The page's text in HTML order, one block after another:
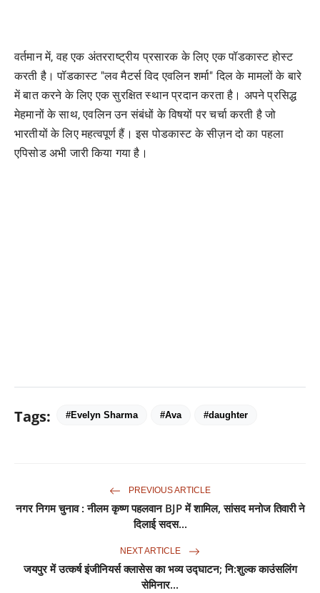
वर्तमान में, वह एक अंतरराष्ट्रीय प्रसारक के लिए एक पॉडकास्ट होस्ट
करती है। पॉडकास्ट "लव मैटर्स विद एवलिन शर्मा" दिल के मामलों के बारे
में बात करने के लिए एक सुरक्षित स्थान प्रदान करता है। अपने प्रसिद्ध
मेहमानों के साथ, एवलिन उन संबंधों के विषयों पर चर्चा करती है जो
भारतीयों के लिए महत्वपूर्ण हैं। इस पोडकास्ट के सीज़न दो का पहला
एपिसोड अभी जारी किया गया है।
Tags: #Evelyn Sharma #Ava #daughter
PREVIOUS ARTICLE
नगर निगम चुनाव : नीलम कृष्ण पहलवान BJP में शामिल, सांसद मनोज तिवारी ने
दिलाई सदस...
NEXT ARTICLE
जयपुर में उत्कर्ष इंजीनियर्स क्लासेस का भव्य उद्घाटन; नि:शुल्क काउंसलिंग
सेमिनार...